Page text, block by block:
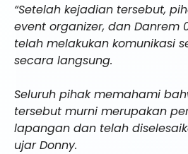
“Setelah kejadian tersebut,
event organizer, dan Danrem
telah melakukan komunikasi
secara langsung.
Seluruh pihak memahami
tersebut murni merupakan
lapangan dan telah
ujar Donny.